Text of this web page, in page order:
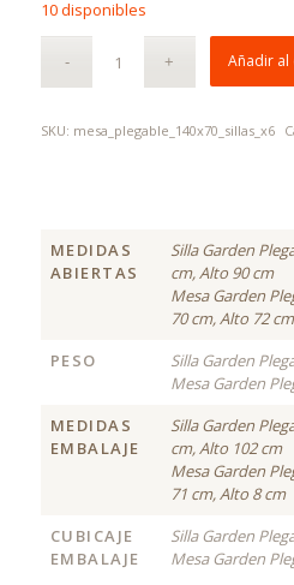
10 disponibles
Añadir al
SKU: mesa_plegable_140x70_sillas_x6
MEDIDAS
ABIERTAS
Silla Garden
cm, Alto 90 cm
Mesa Garden
70 cm, Alto 72 cm
PESO
Silla Garden
Mesa Garden
MEDIDAS
EMBALAJE
Silla Garden
cm, Alto 102 cm
Mesa Garden
71 cm, Alto 8 cm
CUBICAJE
EMBALAJE
Silla Garden
Mesa Garden